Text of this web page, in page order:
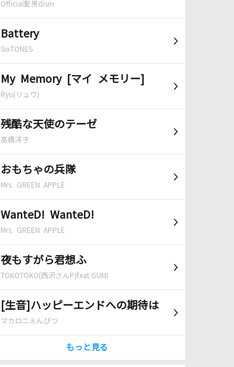
Official髭男dism
Battery
SixTONES
My Memory [マイ メモリー]
Ryu(リュウ)
残酷な天使のテーゼ
高橋洋子
おもちゃの兵隊
Mrs. GREEN APPLE
WanteD! WanteD!
Mrs. GREEN APPLE
夜もすがら君想ふ
TOKOTOKO(西沢さんP)feat.GUMI
[生音]ハッピーエンドへの期待は
マカロニえんぴつ
もっと見る